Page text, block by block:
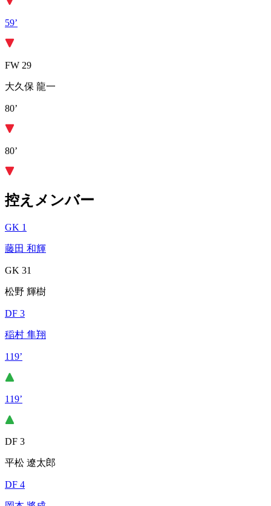
59’
FW 29
大久保 龍一
80’
80’
控えメンバー
GK 1
藤田 和輝
GK 31
松野 輝樹
DF 3
稲村 隼翔
119’
119’
DF 3
平松 遼太郎
DF 4